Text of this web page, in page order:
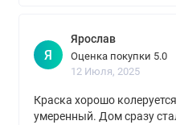
Я
Ярослав
Оценка покупки 5.0
12 Июля, 2025
Краска хорошо
умеренный. Дом сразу